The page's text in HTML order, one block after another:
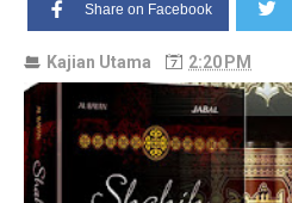
Share on Facebook
Kajian Utama 2:20 PM